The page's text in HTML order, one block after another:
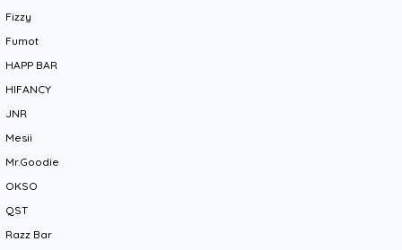
Fizzy
Fumot
HAPP BAR
HIFANCY
JNR
Mesii
Mr.Goodie
OKSO
QST
Razz Bar